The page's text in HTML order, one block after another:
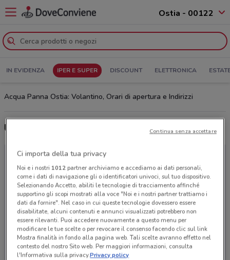
Ostia - 00122
IN EVIDENZA IPER E SUPER DISCOUNT ELETTRONICA
Acqua Panna Ostia: Volantino, Orari di apertura e Indirizzi
Ultime offerte del volantino Acqua Panna
Ci importa della tua privacy
Noi e i nostri 1012partner archiviamo e accediamo ai dati personali,
come i dati di navigazione gli o identificatori univoci, sul tuo dispositivo.
Selezionando Accetto, abiliti le tecnologie di tracciamento affinché
supportino gli scopi mostrati alla voce "Noi e i nostri partner trattiamo i
dati da fornire". Nel caso in cui queste tecnologie dovessero essere
disabilitate, alcuni contenuti e annunci visualizzati potrebbero non
essere rilevanti. Puoi accedere nuovamente a questo menu per
modificare le tue scelte o per revocare il consenso facendo clic sul link
Mostra finalità in fondo alla pagina web. Tali scelte avranno effetto nel
contesto del nostro Sito web. Per maggiori informazioni, consulta
l'Informativa sulla privacy.Privacy policy
Continua senza accettare